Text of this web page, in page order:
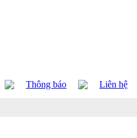
Thông báo Liên hệ